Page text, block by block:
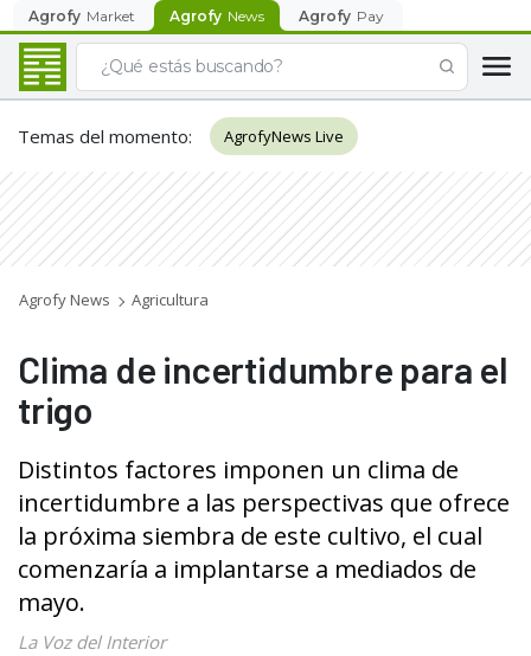
Agrofy Market Agrofy News Agrofy Pay
Temas del momento: AgrofyNews Live
Agrofy News Agricultura
Clima de incertidumbre para el
trigo
Distintos factores imponen un clima de
incertidumbre a las perspectivas que ofrece
la próxima siembra de este cultivo, el cual
comenzaría a implantarse a mediados de
mayo.
La Voz del Interior